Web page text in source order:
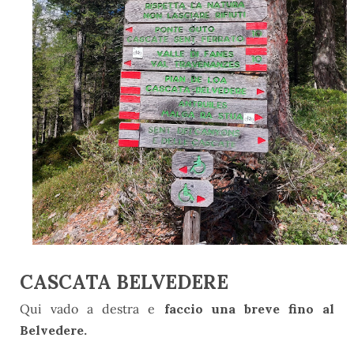
CASCATA BELVEDERE
Qui vado a destra e faccio una breve fino al
Belvedere.